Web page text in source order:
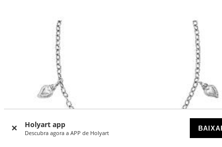
Holyart app
Descubra agora a APP de Holyart